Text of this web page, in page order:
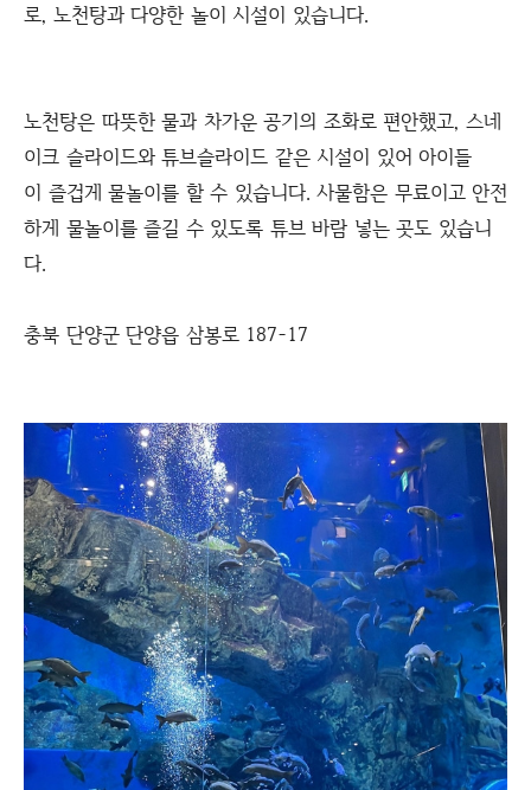
로, 노천탕과 다양한 놀이 시설이 있습니다.
노천탕은 따뜻한 물과 차가운 공기의 조화로 편안했고, 스네
이크 슬라이드와 튜브슬라이드 같은 시설이 있어 아이들
이 즐겁게 물놀이를 할 수 있습니다. 사물함은 무료이고 안전
하게 물놀이를 즐길 수 있도록 튜브 바람 넣는 곳도 있습니
다.
충북 단양군 단양읍 삼봉로 187-17